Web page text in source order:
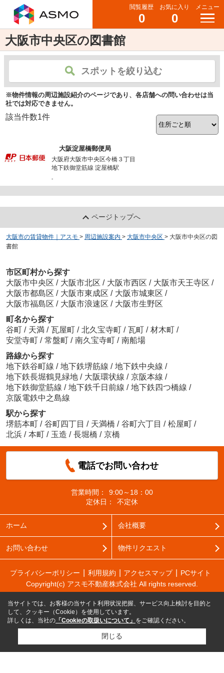
閲覧履歴
0
お気に入り
0
メニュー
大阪市中央区の図書館
スポットを絞り込む
※物件情報の周辺施設紹介のページであり、各店舗への問い合わせは当
社では対応できません。
該当件数1件
大阪淀屋橋郵便局
大阪府大阪市中央区今橋３丁目
地下鉄御堂筋線 淀屋橋駅
-
ページトップへ
大阪市の賃貸物件｜アスモ > 周辺施設案内 > 大阪市中央区 > 大阪市中央区の図
書館
市区町村から探す
大阪市中央区 / 大阪市北区 / 大阪市西区 / 大阪市天王寺区 /
大阪市都島区 / 大阪市東成区 / 大阪市城東区 /
大阪市福島区 / 大阪市浪速区 / 大阪市生野区
町名から探す
谷町 / 天満 / 瓦屋町 / 北久宝寺町 / 瓦町 / 材木町 /
安堂寺町 / 常盤町 / 南久宝寺町 / 南船場
路線から探す
地下鉄谷町線 / 地下鉄堺筋線 / 地下鉄中央線 /
地下鉄長堀鶴見緑地 / 大阪環状線 / 京阪本線 /
地下鉄御堂筋線 / 地下鉄千日前線 / 地下鉄四つ橋線 /
京阪電鉄中之島線
駅から探す
堺筋本町 / 谷町四丁目 / 天満橋 / 谷町六丁目 / 松屋町 /
北浜 / 本町 / 玉造 / 長堀橋 / 京橋
電話でお問い合わせ
営業時間：
9:00～18：00
定休日：
不定休
ホーム 会社概要
お問い合わせ 物件リクエスト
プライバシーポリシー 利用規約 アクセスマップ
PCサイト
Copyright(c) アスモ不動産株式会社 All rights reserved.
当サイトでは、お客様の当サイト利用状況把握、サービス向上検討を目的と
して、クッキー（Cookie）を使用しています。
詳しくは、当社の 「Cookieの取扱いについて」 をご確認ください。
閉じる